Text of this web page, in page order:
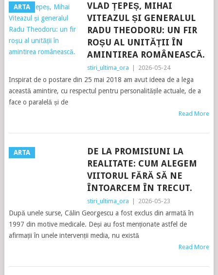
ARTA
VLAD ȚEPEȘ, MIHAI
VITEAZUL ȘI GENERALUL
RADU THEODORU: UN FIR
ROȘU AL UNITĂȚII ÎN
AMINTIREA ROMÂNEASCĂ.
stiri_ultima_ora 2026-05-24
Inspirat de o postare din 25 mai 2018 am avut ideea de a lega
această amintire, cu respectul pentru personalitățile actuale, de a
face o paralelă și de
Read More
ARTA
DE LA PROMISIUNI LA
REALITATE: CUM ALEGEM
VIITORUL FĂRĂ SĂ NE
ÎNTOARCEM ÎN TRECUT.
stiri_ultima_ora 2026-05-23
După unele surse, Călin Georgescu a fost exclus din armată în
1997 din motive medicale. Deși au fost menționate astfel de
afirmații în unele intervenții media, nu există
Read More